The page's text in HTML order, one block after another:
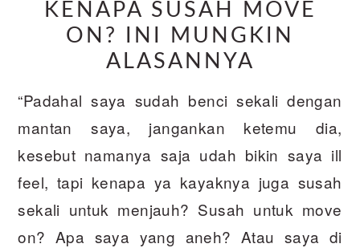
KENAPA SUSAH MOVE
ON? INI MUNGKIN
ALASANNYA
“Padahal saya sudah benci sekali dengan
mantan saya, jangankan ketemu dia,
kesebut namanya saja udah bikin saya ill
feel, tapi kenapa ya kayaknya juga susah
sekali untuk menjauh? Susah untuk move
on? Apa saya yang aneh? Atau saya di